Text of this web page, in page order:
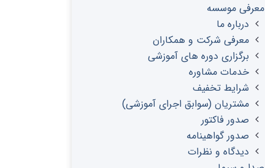
معرفی موسسه
درباره ما
معرفی شرکت و همکاران
برگزاری دوره های آموزشی
خدمات مشاوره
شرایط تخفیف
مشتریان (سوابق اجرای آموزشی)
صدور فاکتور
صدور گواهینامه
دیدگاه و نظرات